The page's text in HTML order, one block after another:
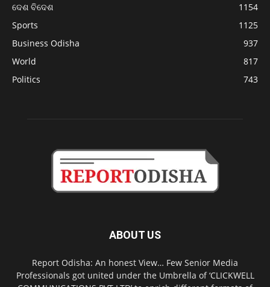
ଦେଶ ବିଦେଶ
1154
Sports
1125
Business Odisha
937
World
817
Politics
743
ABOUT US
Report Odisha: An honest View… Few Senior Media
Professionals got united under the Umbrella of ‘CLICKWELL